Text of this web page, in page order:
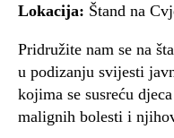
Lokacija: Štand na
Pridružite nam se na
u podizanju svijesti
kojima se susreću
malignih bolesti i